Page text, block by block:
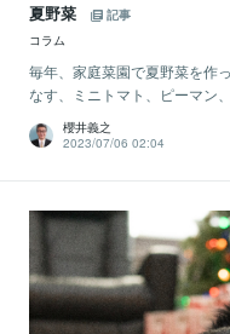
夏野菜
記事
コラム
毎年、家庭菜園で夏野菜を作
なす、ミニトマト、ピーマン
櫻井義之
2023/07/06 02:04